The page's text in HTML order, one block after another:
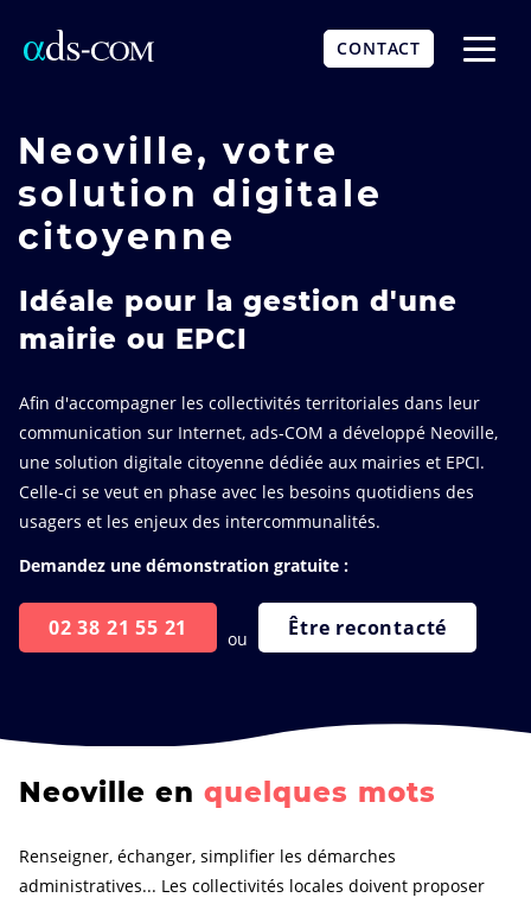
CONTACT
Neoville, votre
solution digitale
citoyenne
Idéale pour la gestion d'une
mairie ou EPCI
Afin d'accompagner les collectivités territoriales dans leur
communication sur Internet, ads-COM a développé Neoville,
une solution digitale citoyenne dédiée aux mairies et EPCI.
Celle-ci se veut en phase avec les besoins quotidiens des
usagers et les enjeux des intercommunalités.
Demandez une démonstration gratuite :
02 38 21 55 21 ou Être recontacté
Neoville en quelques mots
Renseigner, échanger, simplifier les démarches
administratives... Les collectivités locales doivent proposer